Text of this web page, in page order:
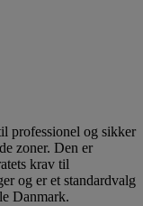
professionel og sikker
zoner. Den er
krav til
og er et standardvalg
Danmark.